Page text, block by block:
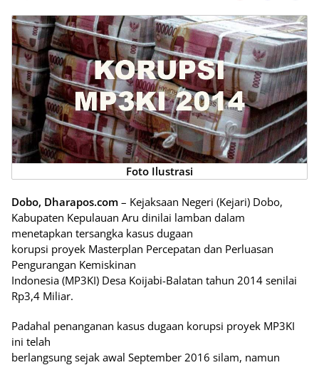
Foto Ilustrasi
Dobo, Dharapos.com – Kejaksaan Negeri (Kejari) Dobo,
Kabupaten Kepulauan Aru dinilai lamban dalam
menetapkan tersangka kasus dugaan
korupsi proyek Masterplan Percepatan dan Perluasan
Pengurangan Kemiskinan
Indonesia (MP3KI) Desa Koijabi-Balatan tahun 2014 senilai
Rp3,4 Miliar.
Padahal penanganan kasus dugaan korupsi proyek MP3KI
ini telah
berlangsung sejak awal September 2016 silam, namun